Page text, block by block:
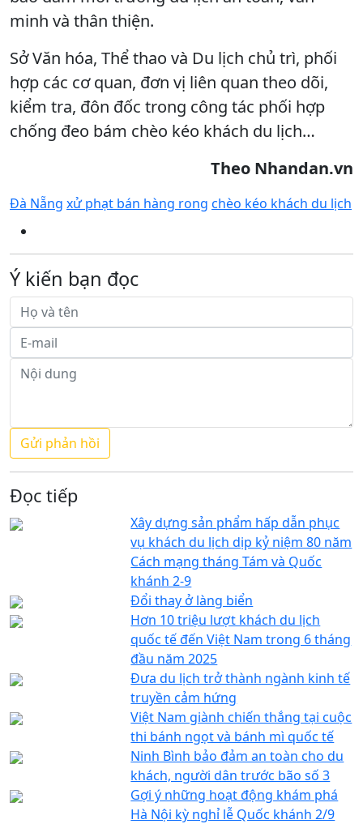
minh và thân thiện.
Sở Văn hóa, Thể thao và Du lịch chủ trì, phối
hợp các cơ quan, đơn vị liên quan theo dõi,
kiểm tra, đôn đốc trong công tác phối hợp
chống đeo bám chèo kéo khách du lịch…
Theo Nhandan.vn
Đà Nẵng xử phạt bán hàng rong chèo kéo khách du lịch
Ý kiến bạn đọc
Đọc tiếp
Xây dựng sản phẩm hấp dẫn phục
vụ khách du lịch dịp kỷ niệm 80 năm
Cách mạng tháng Tám và Quốc
khánh 2-9
Đổi thay ở làng biển
Hơn 10 triệu lượt khách du lịch
quốc tế đến Việt Nam trong 6 tháng
đầu năm 2025
Đưa du lịch trở thành ngành kinh tế
truyền cảm hứng
Việt Nam giành chiến thắng tại cuộc
thi bánh ngọt và bánh mì quốc tế
Ninh Bình bảo đảm an toàn cho du
khách, người dân trước bão số 3
Gợi ý những hoạt động khám phá
Hà Nội kỳ nghỉ lễ Quốc khánh 2/9